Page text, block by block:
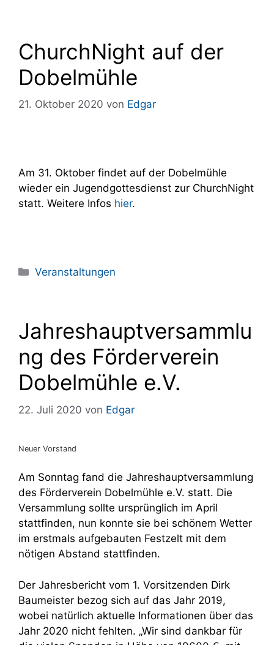
ChurchNight auf der
Dobelmühle
21. Oktober 2020 von Edgar
Am 31. Oktober findet auf der Dobelmühle
wieder ein Jugendgottesdienst zur ChurchNight
statt. Weitere Infos hier.
Kategorien
Veranstaltungen
Jahreshauptversammlu
ng des Förderverein
Dobelmühle e.V.
22. Juli 2020 von Edgar
Neuer Vorstand
Am Sonntag fand die Jahreshauptversammlung
des Förderverein Dobelmühle e.V. statt. Die
Versammlung sollte ursprünglich im April
stattfinden, nun konnte sie bei schönem Wetter
im erstmals aufgebauten Festzelt mit dem
nötigen Abstand stattfinden.
Der Jahresbericht vom 1. Vorsitzenden Dirk
Baumeister bezog sich auf das Jahr 2019,
wobei natürlich aktuelle Informationen über das
Jahr 2020 nicht fehlten. „Wir sind dankbar für